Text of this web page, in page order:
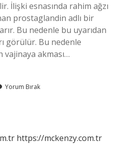
İlişki esnasında rahim ağzı
prostaglandin adlı bir
Bu nedenle bu uyarıdan
görülür. Bu nedenle
akması…
Yorum Bırak
https://mckenzy.com.tr